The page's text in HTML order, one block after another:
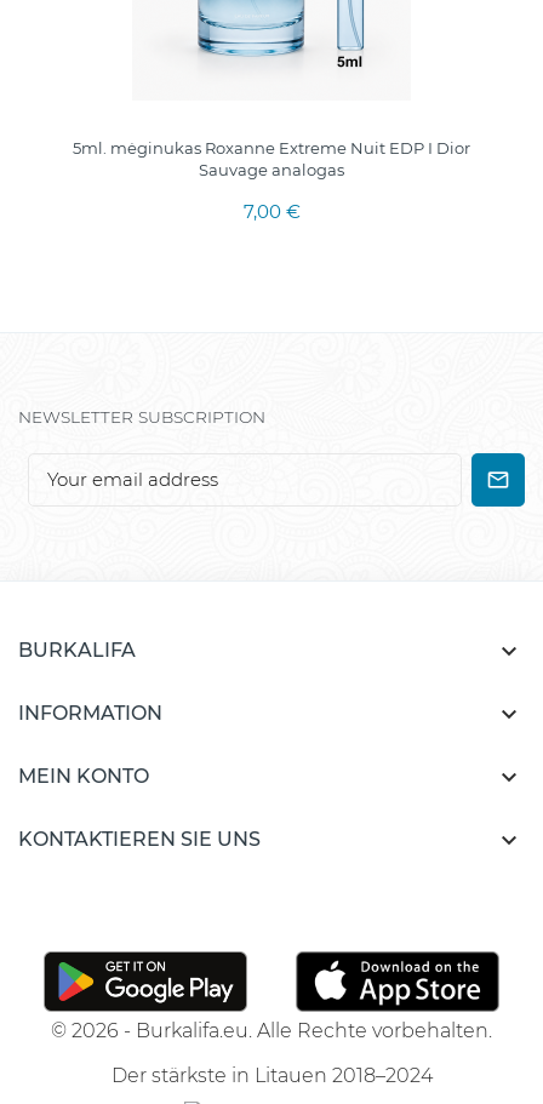
5ml. mėginukas Roxanne Extreme Nuit EDP I Dior
Sauvage analogas
7,00 €
NEWSLETTER SUBSCRIPTION
BURKALIFA 
INFORMATION 
MEIN KONTO 
KONTAKTIEREN SIE UNS 
© 2026 - Burkalifa.eu. Alle Rechte vorbehalten.
Der stärkste in Litauen 2018–2024